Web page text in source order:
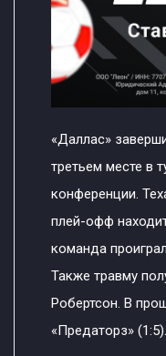
«Даллас»
третьем месте в
конференции.
плей-офф
команда
Также травму
Робертсон. В
«Предаторз» (1:5).